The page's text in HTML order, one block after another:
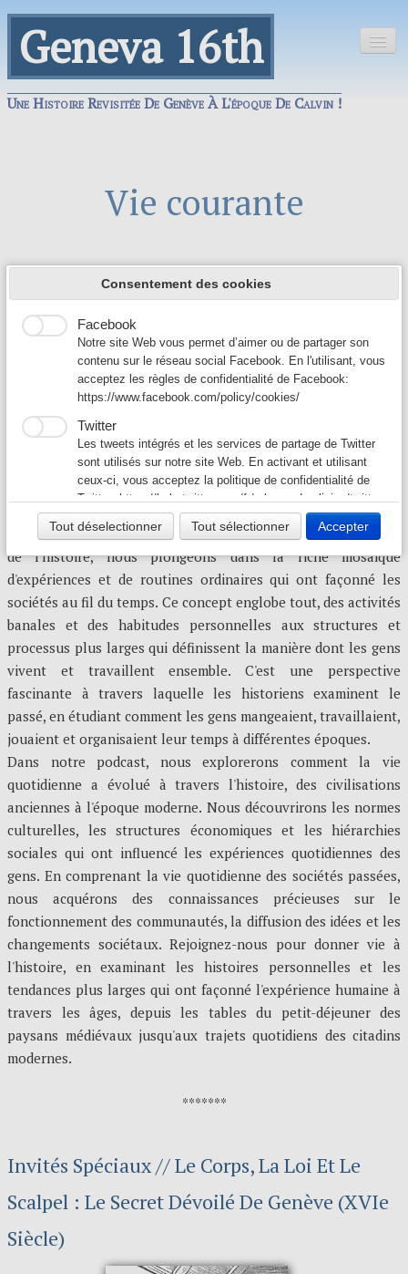
Geneva 16th
Une Histoire Revisitée De Genève À L'époque De Calvin !
Politique
Index▼
Contact
Vie courante
Invités Spéciaux // Le corps, la loi et le scalpel : le secret
Invités spéciaux // Les enfants de la Réforme : le drame
familial de Calvin
Rues sales, lois propres : la guerre contre les immondices
au XVIe siècle
La folie au carré : vivre fou dans la Cité de Calvin
Vivre, laver, obéir : la propreté à Genève (1536-1564)
Les frasques scandaleuses de noble François Bourdon
*******
REMARQUES PRÉLIMINAIRES
Lorsque nous parlons de « vie quotidienne » dans le domaine
de l'histoire, nous plongeons dans la riche mosaïque
d'expériences et de routines ordinaires qui ont façonné les
sociétés au fil du temps. Ce concept englobe tout, des activités
banales et des habitudes personnelles aux structures et
processus plus larges qui définissent la manière dont les gens
vivent et travaillent ensemble. C'est une perspective
fascinante à travers laquelle les historiens examinent le
passé, en étudiant comment les gens mangeaient, travaillaient,
jouaient et organisaient leur temps à différentes époques.
Dans notre podcast, nous explorerons comment la vie
quotidienne a évolué à travers l'histoire, des civilisations
anciennes à l'époque moderne. Nous découvrirons les normes
culturelles, les structures économiques et les hiérarchies
sociales qui ont influencé les expériences quotidiennes des
gens. En comprenant la vie quotidienne des sociétés passées,
nous acquérons des connaissances précieuses sur le
fonctionnement des communautés, la diffusion des idées et les
changements sociétaux. Rejoignez-nous pour donner vie à
l'histoire, en examinant les histoires personnelles et les
tendances plus larges qui ont façonné l'expérience humaine à
travers les âges, depuis les tables du petit-déjeuner des
paysans médiévaux jusqu'aux trajets quotidiens des citadins
modernes.
*******
Invités Spéciaux // Le Corps, La Loi Et Le
Scalpel : Le Secret Dévoilé De Genève (XVIe
Siècle)
Consentement des cookies
Google Analytics
de notre site Web afin de l’améliorer et de fournir de
Facebook
Notre site Web vous permet d’aimer ou de partager son
contenu sur le réseau social Facebook. En l'utilisant, vous
acceptez les règles de confidentialité de Facebook:
https://www.facebook.com/policy/cookies/
Twitter
Les tweets intégrés et les services de partage de Twitter
sont utilisés sur notre site Web. En activant et utilisant
ceux-ci, vous acceptez la politique de confidentialité de
Twitter:https://help.twitter.com/fr/rules-and-policies/twitter-
cookies
Tout déselectionner Tout sélectionner Accepter